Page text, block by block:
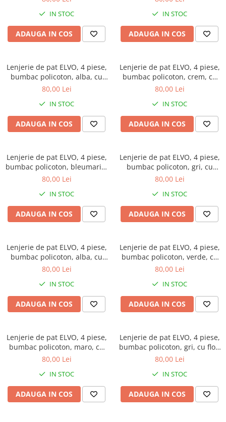
IN STOC
ADAUGA IN COS
IN STOC
ADAUGA IN COS
Lenjerie de pat ELVO, 4 piese,
bumbac policoton, alba, cu
flori albastre
80,00 Lei
IN STOC
ADAUGA IN COS
Lenjerie de pat ELVO, 4 piese,
bumbac policoton, crem, cu
trandafiri roz
80,00 Lei
IN STOC
ADAUGA IN COS
Lenjerie de pat ELVO, 4 piese,
bumbac policoton, bleumarin,
cu stelute multicolore
80,00 Lei
IN STOC
ADAUGA IN COS
Lenjerie de pat ELVO, 4 piese,
bumbac policoton, gri, cu
carouri
80,00 Lei
IN STOC
ADAUGA IN COS
Lenjerie de pat ELVO, 4 piese,
bumbac policoton, alba, cu
model oriental negru
80,00 Lei
IN STOC
ADAUGA IN COS
Lenjerie de pat ELVO, 4 piese,
bumbac policoton, verde, cu
animal print si forme
80,00 Lei
IN STOC
ADAUGA IN COS
Lenjerie de pat ELVO, 4 piese,
bumbac policoton, maro, cu
fluturi
80,00 Lei
IN STOC
ADAUGA IN COS
Lenjerie de pat ELVO, 4 piese,
bumbac policoton, gri, cu flori
mov
80,00 Lei
IN STOC
ADAUGA IN COS